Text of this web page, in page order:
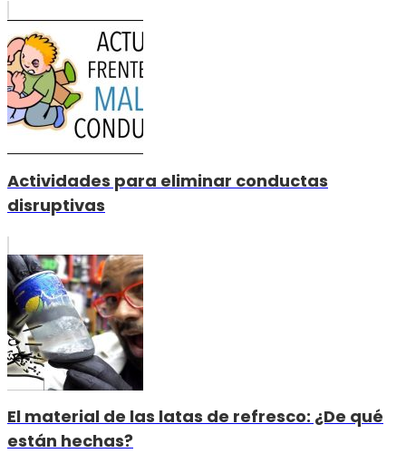
Actividades para eliminar conductas
disruptivas
El material de las latas de refresco: ¿De qué
están hechas?